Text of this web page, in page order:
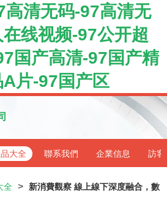
高清无码-97高清无
线视频-97公开超
国产高清-97国产精
片-97国产区
大全 聯系我們 企業信息 訪客
全 >
新消費觀察 線上線下深度融合，數